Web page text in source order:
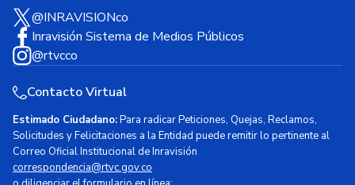
@INRAVISIONco
Inravisión Sistema de Medios Públicos
@rtvcco
Contacto Virtual
Estimado Ciudadano:Para radicar Peticiones, Quejas, Reclamos,
Solicitudes y Felicitaciones a la Entidad puede remitir lo pertinente al
Correo Oficial Institucional de Inravisión
correspondencia@rtvc.gov.co